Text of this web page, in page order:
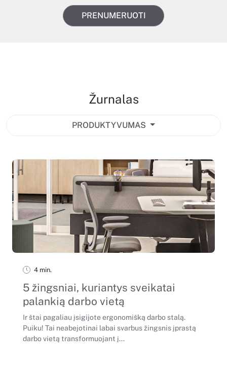
PRENUMERUOTI
Žurnalas
PRODUKTYVUMAS
4 min.
5 žingsniai, kuriantys sveikatai
palankią darbo vietą
Ir štai pagaliau įsigijote ergonomišką darbo stalą.
Puiku! Tai neabejotinai labai svarbus žingsnis įprastą
darbo vietą transformuojant į...